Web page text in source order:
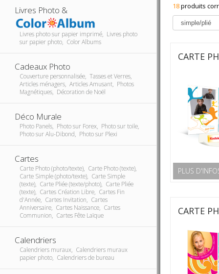
Livres Photo &
Livres photo sur papier imprimé, Livres photo
sur papier photo, Color Albums
Cadeaux Photo
Couverture personnalisée, Tasses et Verres,
Articles ménagers, Articles Amusant, Photos
Magnétiques, Décoration de Noël
Déco Murale
Photo Panels, Photo sur Forex, Photo sur toile,
Photo sur Alu-Dibond, Photo sur Plexi
Cartes
Carte Photo (photo/texte), Carte Photo (texte),
Carte Simple (photo/texte), Carte Simple
(texte), Carte Pliée (texte/photo), Carte Pliée
(texte), Cartes Création Libre, Cartes Fin
d'Année, Cartes Invitation, Cartes
Anniversaire, Cartes Naissance, Cartes
Communion, Cartes Fête Laïque
Calendriers
Calendriers muraux, Calendriers muraux
papier photo, Calendriers de bureau
18produits
CARTE
PLUS
CARTE